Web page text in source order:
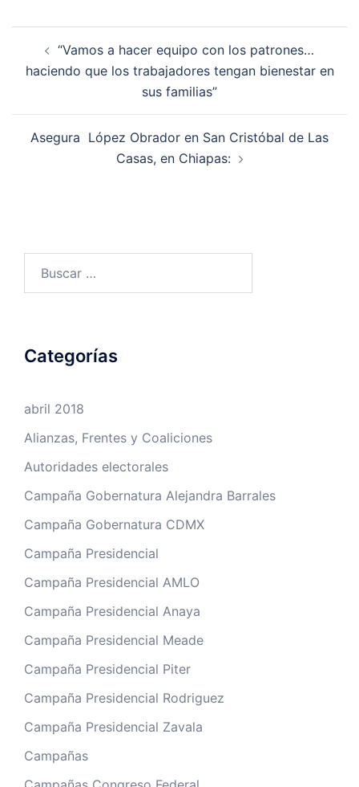
entradas
“Vamos a hacer equipo con los patrones…
haciendo que los trabajadores tengan bienestar en
sus familias”
Asegura López Obrador en San Cristóbal de Las
Casas, en Chiapas:
Categorías
abril 2018
Alianzas, Frentes y Coaliciones
Autoridades electorales
Campaña Gobernatura Alejandra Barrales
Campaña Gobernatura CDMX
Campaña Presidencial
Campaña Presidencial AMLO
Campaña Presidencial Anaya
Campaña Presidencial Meade
Campaña Presidencial Piter
Campaña Presidencial Rodriguez
Campaña Presidencial Zavala
Campañas